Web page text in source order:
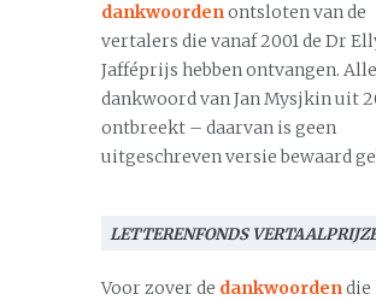
dankwoordenontsloten van de
vertalers die vanaf 2001 de Dr
Jafféprijs hebben ontvangen.
dankwoord van Jan Mysjkin uit
ontbreekt – daarvan is geen
uitgeschreven versie bewaard
LETTERENFONDS
Voor zover de dankwoordendie